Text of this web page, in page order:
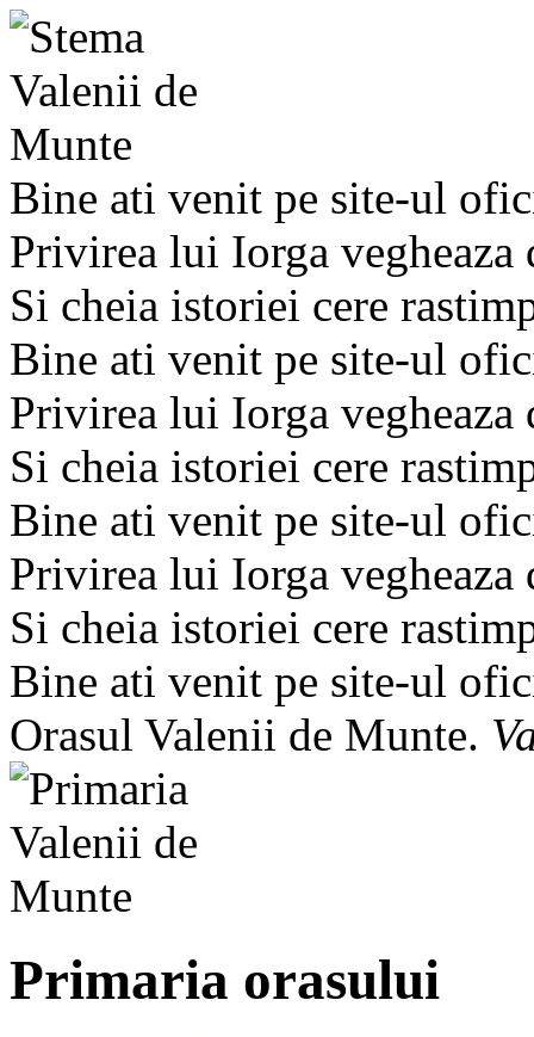
Bine ati venit pe site-ul
Privirea lui Iorga
Si cheia istoriei cere
Bine ati venit pe site-ul
Privirea lui Iorga
Si cheia istoriei cere
Bine ati venit pe site-ul
Privirea lui Iorga
Si cheia istoriei cere
Bine ati venit pe site-ul
Orasul Valenii de Munte.
Primaria orasului